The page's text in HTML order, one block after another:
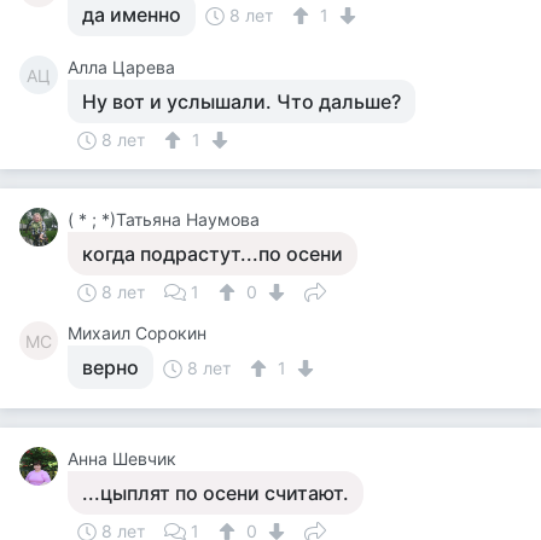
да именно 8 лет 1
АЦ Алла Царева
Ну вот и услышали. Что дальше?
8 лет 1
( * ; *)Татьяна Наумова
когда подрастут...по осени
8 лет 1 0
МС Михаил Сорокин
верно 8 лет 1
Анна Шевчик
...цыплят по осени считают.
8 лет 1 0